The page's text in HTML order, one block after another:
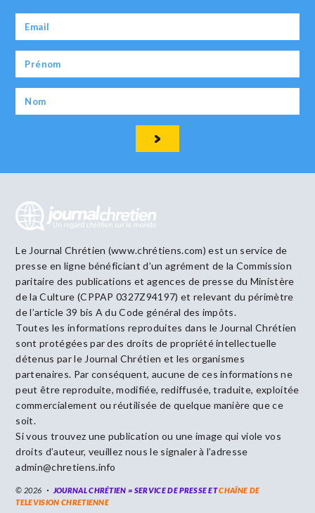
Le Journal Chrétien (www.chrétiens.com) est un service de
presse en ligne bénéficiant d’un agrément de la Commission
paritaire des publications et agences de presse du Ministère
de la Culture (CPPAP 0327Z94197) et relevant du périmètre
de l’article 39 bis A du Code général des impôts.
Toutes les informations reproduites dans le Journal Chrétien
sont protégées par des droits de propriété intellectuelle
détenus par le Journal Chrétien et les organismes
partenaires. Par conséquent, aucune de ces informations ne
peut être reproduite, modifiée, rediffusée, traduite, exploitée
commercialement ou réutilisée de quelque manière que ce
soit.
Si vous trouvez une publication ou une image qui viole vos
droits d’auteur, veuillez nous le signaler à l’adresse
admin@chretiens.info
© 2026 JOURNAL CHRÉTIEN = SERVICE DE PRESSE ETCHAÎNE DE
TELEVISION CHRETIENNE